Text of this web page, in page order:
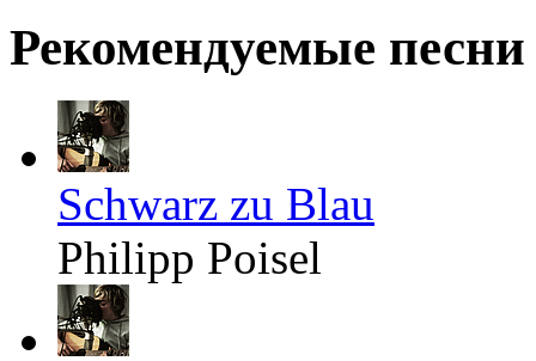
Рекомендуемые песни
Schwarz zu Blau
Philipp Poisel